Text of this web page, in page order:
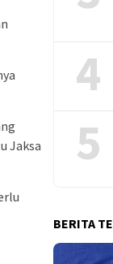
Jaksa
4
5
BERITA